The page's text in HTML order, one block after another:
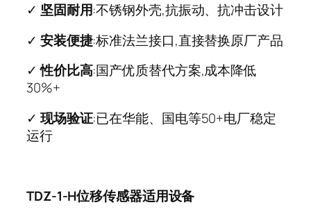
✓ 坚固耐用:不锈钢外壳,抗振动、抗冲击设计
✓ 安装便捷:标准法兰接口,直接替换原厂产品
✓性价比高:国产优质替代方案,成本降低
30%+
✓ 现场验证:已在华能、国电等50+电厂稳定
运行
TDZ-1-H位移传感器适用设备